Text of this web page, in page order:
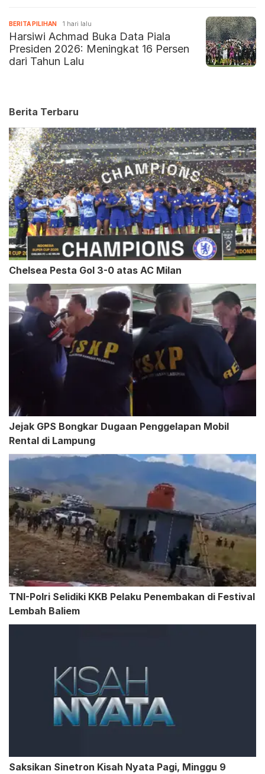
BERITA PILIHAN 1 hari lalu
Harsiwi Achmad Buka Data Piala
Presiden 2026: Meningkat 16 Persen
dari Tahun Lalu
Berita Terbaru
Chelsea Pesta Gol 3-0 atas AC Milan
Jejak GPS Bongkar Dugaan Penggelapan Mobil
Rental di Lampung
TNI-Polri Selidiki KKB Pelaku Penembakan di Festival
Lembah Baliem
Saksikan Sinetron Kisah Nyata Pagi, Minggu 9